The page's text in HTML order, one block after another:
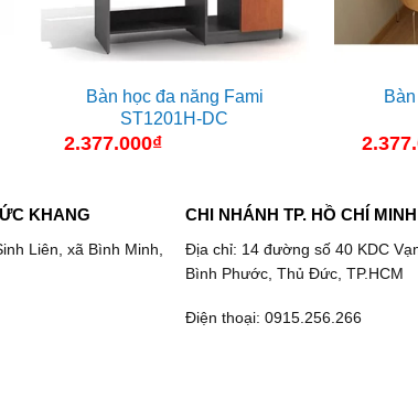
Bàn học đa năng Fami
ST1201H-DC
2.377.000₫
KHANG
Liên, xã Bình Minh,
CHI NHÁNH TP. HỒ CHÍ MINH
Địa chỉ: 14 đường số 40 KDC
Bình Phước, Thủ Đức, TP.HCM
Điện thoại: 0915.256.266